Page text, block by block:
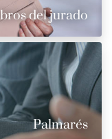
del jurado
Palmarés